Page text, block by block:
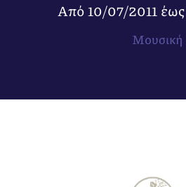
Από10/07/2011 έως
Μουσική